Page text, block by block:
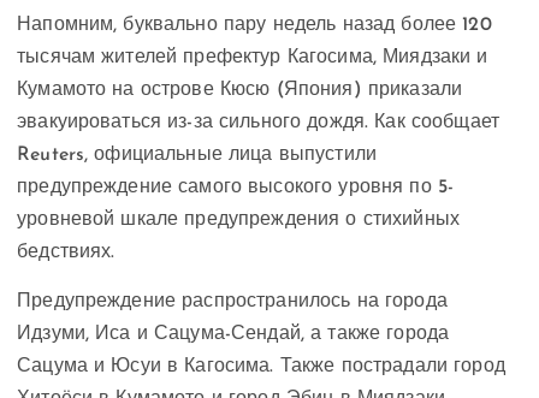
Напомним, буквально пару недель назад более 120
тысячам жителей префектур Кагосима, Миядзаки и
Кумамото на острове Кюсю (Япония) приказали
эвакуироваться из-за сильного дождя. Как сообщает
Reuters, официальные лица выпустили
предупреждение самого высокого уровня по 5-
уровневой шкале предупреждения о стихийных
бедствиях.
Предупреждение распространилось на города
Идзуми, Иса и Сацума-Сендай, а также города
Сацума и Юсуи в Кагосима. Также пострадали город